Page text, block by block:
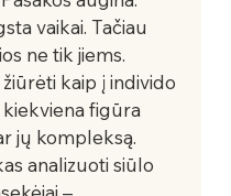
vaikai. Tačiau
ne tik jiems.
kaip į individo
figūra
jų kompleksą.
analizuoti siūlo